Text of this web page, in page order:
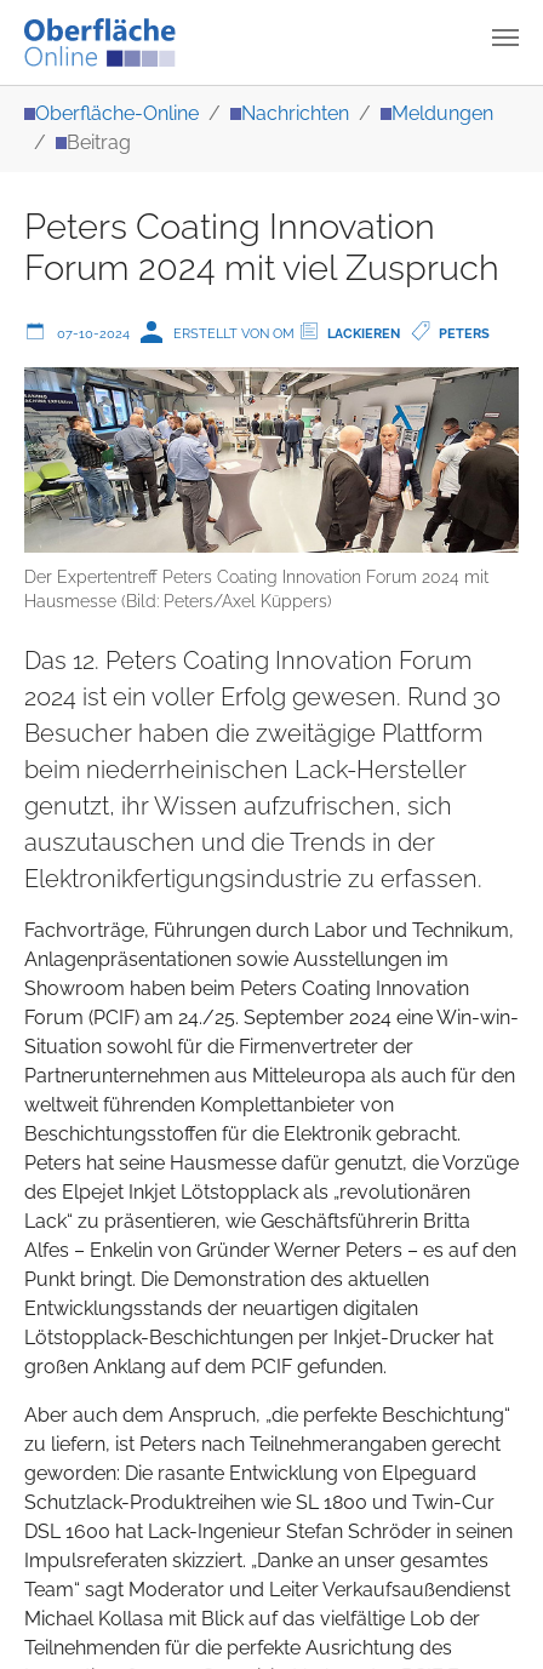
Oberfläche-Online Nachrichten
Meldungen
Beitrag
Peters Coating Innovation
Forum 2024 mit viel Zuspruch
07-10-2024 ERSTELLT VON OM LACKIEREN PETERS
Der Expertentreff Peters Coating Innovation Forum 2024 mit
Hausmesse (Bild: Peters/Axel Küppers)
Das 12. Peters Coating Innovation Forum
2024 ist ein voller Erfolg gewesen. Rund 30
Besucher haben die zweitägige Plattform
beim niederrheinischen Lack-Hersteller
genutzt, ihr Wissen aufzufrischen, sich
auszutauschen und die Trends in der
Elektronikfertigungsindustrie zu erfassen.
Fachvorträge, Führungen durch Labor und Technikum,
Anlagenpräsentationen sowie Ausstellungen im
Showroom haben beim Peters Coating Innovation
Forum (PCIF) am 24./25. September 2024 eine Win-win-
Situation sowohl für die Firmenvertreter der
Partnerunternehmen aus Mitteleuropa als auch für den
weltweit führenden Komplettanbieter von
Beschichtungsstoffen für die Elektronik gebracht.
Peters hat seine Hausmesse dafür genutzt, die Vorzüge
des Elpejet Inkjet Lötstopplack als „revolutionären
Lack“ zu präsentieren, wie Geschäftsführerin Britta
Alfes – Enkelin von Gründer Werner Peters – es auf den
Punkt bringt. Die Demonstration des aktuellen
Entwicklungsstands der neuartigen digitalen
Lötstopplack-Beschichtungen per Inkjet-Drucker hat
großen Anklang auf dem PCIF gefunden.
Aber auch dem Anspruch, „die perfekte Beschichtung“
zu liefern, ist Peters nach Teilnehmerangaben gerecht
geworden: Die rasante Entwicklung von Elpeguard
Schutzlack-Produktreihen wie SL 1800 und Twin-Cur
DSL 1600 hat Lack-Ingenieur Stefan Schröder in seinen
Impulsreferaten skizziert. „Danke an unser gesamtes
Team“ sagt Moderator und Leiter Verkaufsaußendienst
Michael Kollasa mit Blick auf das vielfältige Lob der
Teilnehmenden für die perfekte Ausrichtung des